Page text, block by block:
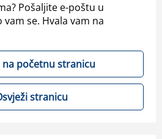
Pošaljite e-poštu u
se. Hvala vam na
na početnu stranicu
stranicu